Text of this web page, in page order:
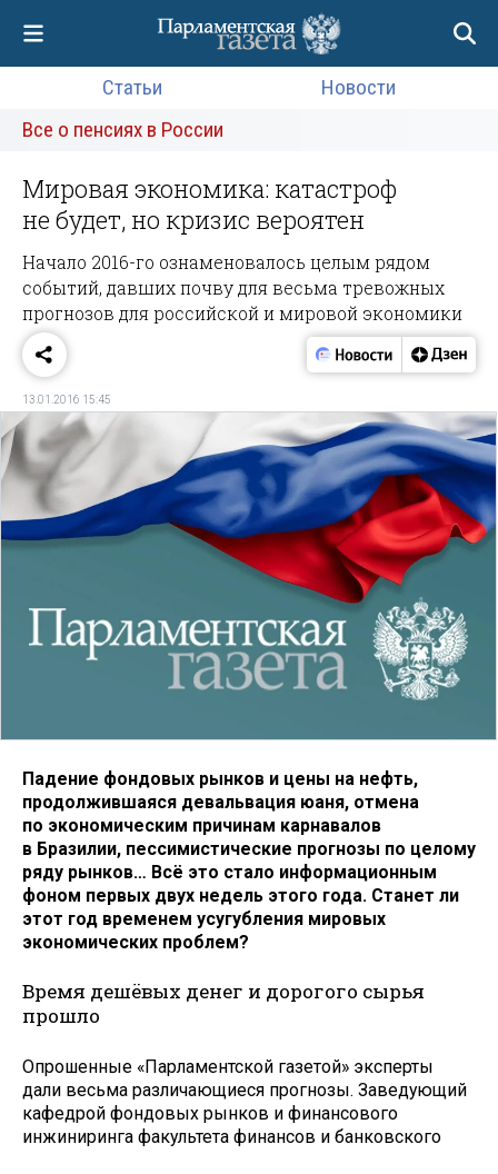
Статьи
Новости
Все о пенсиях в России
Мировая экономика: катастроф
не будет, но кризис вероятен
Начало 2016-го ознаменовалось целым рядом
событий, давших почву для весьма тревожных
прогнозов для российской и мировой экономики
13.01.2016 15:45
Падение фондовых рынков и цены на нефть,
продолжившаяся девальвация юаня, отмена
по экономическим причинам карнавалов
в Бразилии, пессимистические прогнозы по целому
ряду рынков… Всё это стало информационным
фоном первых двух недель этого года. Станет ли
этот год временем усугубления мировых
экономических проблем?
Время дешёвых денег и дорогого сырья
прошло
Опрошенные «Парламентской газетой» эксперты
дали весьма различающиеся прогнозы. Заведующий
кафедрой фондовых рынков и финансового
инжиниринга факультета финансов и банковского